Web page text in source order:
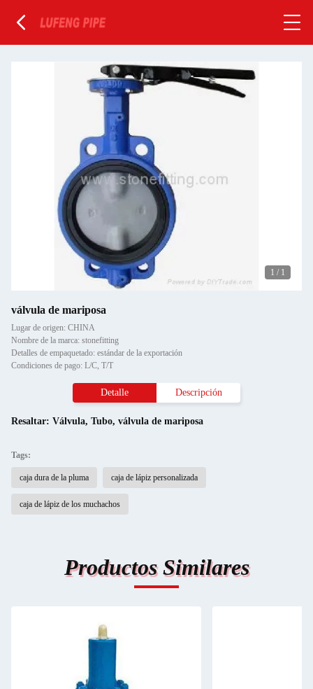
1 / 1
válvula de mariposa
Lugar de origen: CHINA
Nombre de la marca: stonefitting
Detalles de empaquetado: estándar de la exportación
Condiciones de pago: L/C, T/T
Detalle Descripción
Resaltar: Válvula, Tubo, válvula de mariposa
Tags:
caja dura de la pluma caja de lápiz personalizada
caja de lápiz de los muchachos
Productos Similares